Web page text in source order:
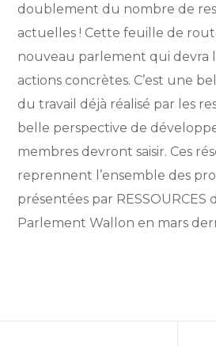
doublement du nombre de
actuelles ! Cette feuille de
nouveau parlement qui devra
actions concrètes. C’est une
du travail déjà réalisé par les
belle perspective de
membres devront saisir. Ces
reprennent l’ensemble des
présentées par RESSOURCES
Parlement Wallon en mars